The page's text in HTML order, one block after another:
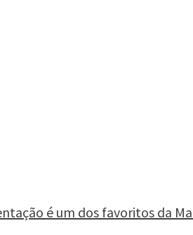
é um dos favoritos da